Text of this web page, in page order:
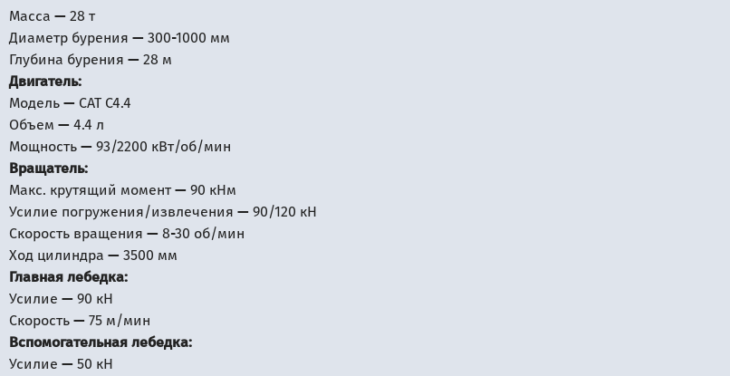
Масса — 28 т
Диаметр бурения — 300-1000 мм
Глубина бурения — 28 м
Двигатель:
Модель — CAT C4.4
Объем — 4.4 л
Мощность — 93/2200 кВт/об/мин
Вращатель:
Макс. крутящий момент — 90 кНм
Усилие погружения/извлечения — 90/120 кН
Скорость вращения — 8-30 об/мин
Ход цилиндра — 3500 мм
Главная лебедка:
Усилие — 90 кН
Скорость — 75 м/мин
Вспомогательная лебедка:
Усилие — 50 кН